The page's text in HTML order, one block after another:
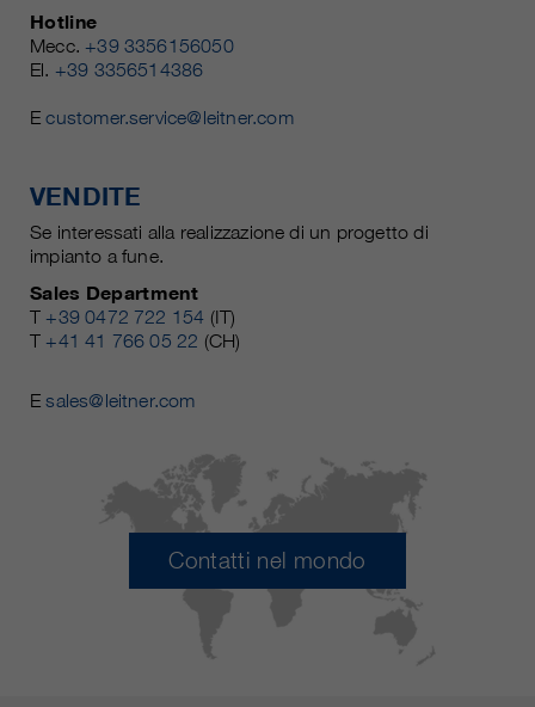
Hotline
Mecc. +39 3356156050
El. +39 3356514386
Ecustomer.service@leitner.com
VENDITE
Se interessati alla realizzazione di un progetto di
impianto a fune.
Sales Department
T +39 0472 722 154 (IT)
T +41 41 766 05 22 (CH)
Esales@leitner.com
Contatti nel mondo